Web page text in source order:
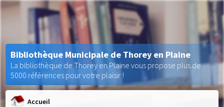
Accueil
Bibliothèque Municipale de Thorey en Plaine
La bibliothèque de Thorey en Plaine vous propose plus de
5000 références pour votre plaisir !